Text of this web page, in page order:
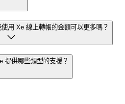
用 Xe 線上轉帳的金額可以更多嗎？
提供哪些類型的支援？